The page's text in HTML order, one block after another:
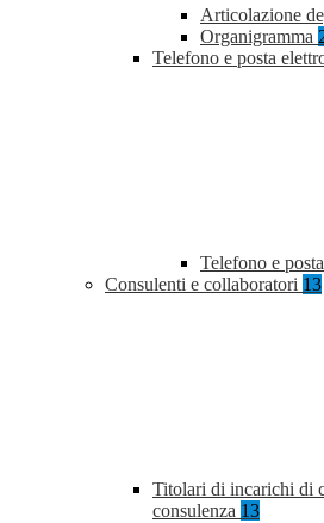
Articolazione
Organigramma
Telefono e posta
Telefono e
Consulenti e collaboratori 13
Titolari di incarichi di
consulenza 13